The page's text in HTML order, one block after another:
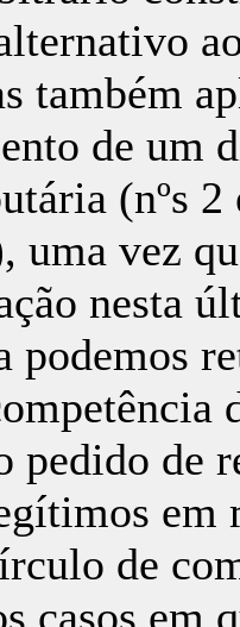
também
de um
(nºs
uma vez
nesta
podemos
pedido de
em
de
casos em